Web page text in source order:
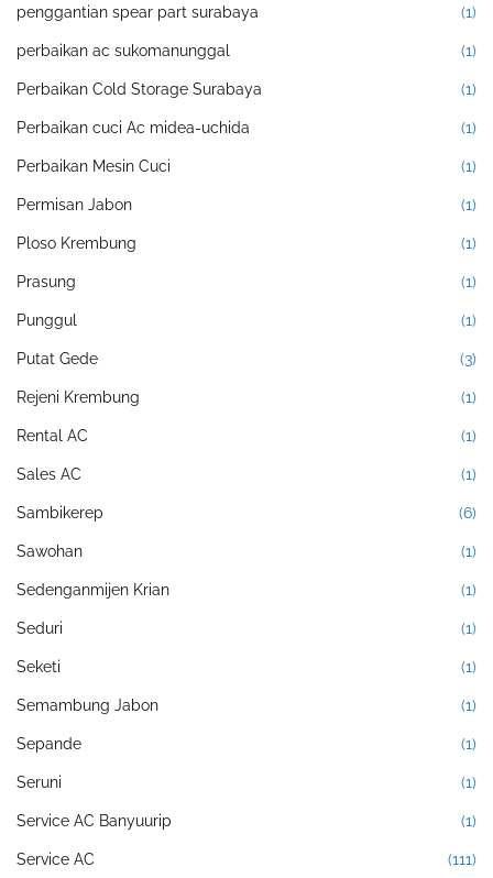
penggantian spear part surabaya (1)
perbaikan ac sukomanunggal (1)
Perbaikan Cold Storage Surabaya (1)
Perbaikan cuci Ac midea-uchida (1)
Perbaikan Mesin Cuci (1)
Permisan Jabon (1)
Ploso Krembung (1)
Prasung (1)
Punggul (1)
Putat Gede (3)
Rejeni Krembung (1)
Rental AC (1)
Sales AC (1)
Sambikerep (6)
Sawohan (1)
Sedenganmijen Krian (1)
Seduri (1)
Seketi (1)
Semambung Jabon (1)
Sepande (1)
Seruni (1)
Service AC Banyuurip (1)
Service AC (111)